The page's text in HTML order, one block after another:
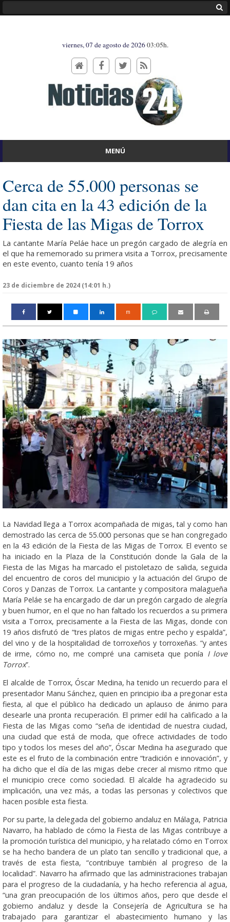
viernes, 07 de agosto de 202603:05h.
MENÚ
Cerca de 55.000 personas se
dan cita en la 43 edición de la
Fiesta de las Migas de Torrox
La cantante María Peláe hace un pregón cargado de alegría en
el que ha rememorado su primera visita a Torrox, precisamente
en este evento, cuanto tenía 19 años
23 de diciembre de 2024 (14:01 h.)
m
La Navidad llega a Torrox acompañada de migas, tal y como han
demostrado las cerca de 55.000 personas que se han congregado
en la 43 edición de la Fiesta de las Migas de Torrox. El evento se
ha iniciado en la Plaza de la Constitución donde la Gala de la
Fiesta de las Migas ha marcado el pistoletazo de salida, seguida
del encuentro de coros del municipio y la actuación del Grupo de
Coros y Danzas de Torrox. La cantante y compositora malagueña
María Peláe se ha encargado de dar un pregón cargado de alegría
y buen humor, en el que no han faltado los recuerdos a su primera
visita a Torrox, precisamente a la Fiesta de las Migas, donde con
19 años disfrutó de “tres platos de migas entre pecho y espalda”,
del vino y de la hospitalidad de torroxeños y torroxeñas. “y antes
de irme, cómo no, me compré una camiseta que ponía I love
Torrox”.
El alcalde de Torrox, Óscar Medina, ha tenido un recuerdo para el
presentador Manu Sánchez, quien en principio iba a pregonar esta
fiesta, al que el público ha dedicado un aplauso de ánimo para
desearle una pronta recuperación. El primer edil ha calificado a la
Fiesta de las Migas como “seña de identidad de nuestra ciudad,
una ciudad que está de moda, que ofrece actividades de todo
tipo y todos los meses del año”, Óscar Medina ha asegurado que
este es el fruto de la combinación entre “tradición e innovación”, y
ha dicho que el día de las migas debe crecer al mismo ritmo que
el municipio crece como sociedad. El alcalde ha agradecido su
implicación, una vez más, a todas las personas y colectivos que
hacen posible esta fiesta.
Por su parte, la delegada del gobierno andaluz en Málaga, Patricia
Navarro, ha hablado de cómo la Fiesta de las Migas contribuye a
la promoción turística del municipio, y ha relatado cómo en Torrox
se ha hecho bandera de un plato tan sencillo y tradicional que, a
través de esta fiesta, “contribuye también al progreso de la
localidad”. Navarro ha afirmado que las administraciones trabajan
para el progreso de la ciudadanía, y ha hecho referencia al agua,
“una gran preocupación de los últimos años, pero que desde el
gobierno andaluz y desde la Consejería de Agricultura se ha
trabajado para garantizar el abastecimiento humano y las